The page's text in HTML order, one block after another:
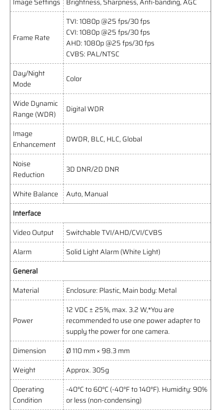
Frame Rate
TVI: 1080p @25 fps/30 fps
CVI: 1080p @25 fps/30 fps
AHD: 1080p @25 fps/30 fps
CVBS: PAL/NTSC
Day/Night
Mode
Color
Wide Dynamic
Range (WDR)
Digital WDR
Image
Enhancement
DWDR, BLC, HLC, Global
Noise
Reduction
3D DNR/2D DNR
White Balance
Auto, Manual
Interface
Video Output
Switchable TVI/AHD/CVI/CVBS
Alarm
Solid Light Alarm (White Light)
General
Material
Enclosure: Plastic, Main body: Metal
Power
12 VDC ± 25%, max. 3.2 W,*You are
recommended to use one power adapter to
supply the power for one camera.
Dimension
Ø 110 mm × 98.3 mm
Weight
Approx. 305g
Operating
Condition
-40°C to 60°C (-40°F to 140°F). Humidity: 90%
or less (non-condensing)